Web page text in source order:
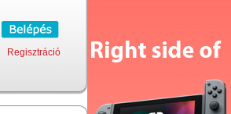
Regisztráció